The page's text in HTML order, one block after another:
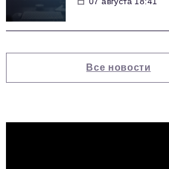
Все новости